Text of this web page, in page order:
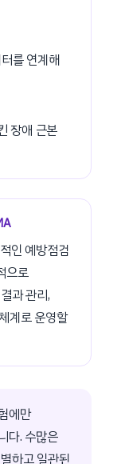
를 연계해
장애 근본
인 예방점검
으로
과 관리,
계로 운영할
에만
다. 수많은
하고 일관된